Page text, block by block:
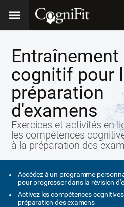
Entraînement
cognitif pour
préparation
d'examens
Exercices et activités en
les compétences
à la préparation des
Accédez à un programme
pour progresser dans la révision
Activez les compétences
préparation des examens